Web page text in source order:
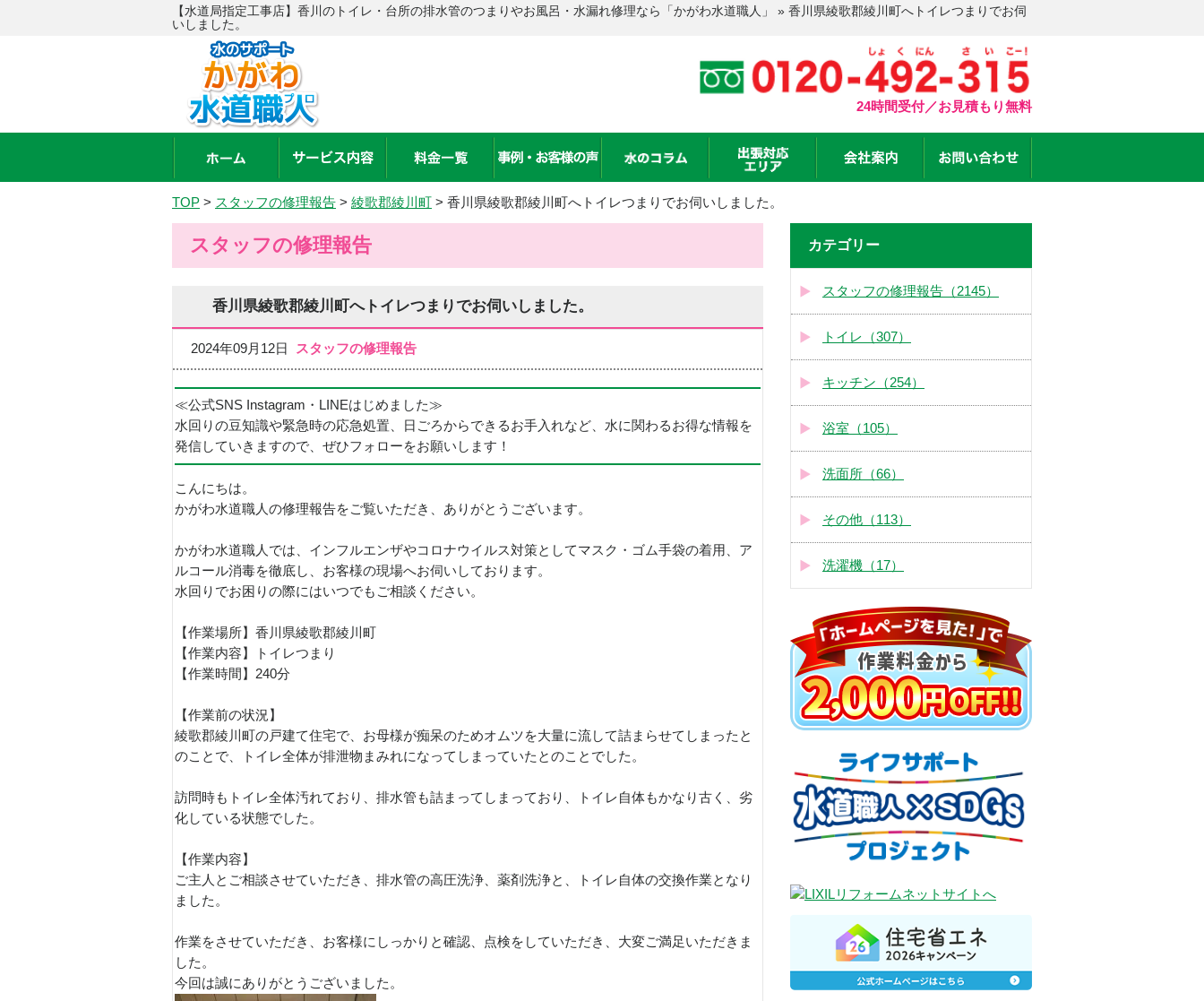
【水道局指定工事店】香川のトイレ・台所の排水管のつまりやお風呂・水漏れ修理なら「かがわ水道職人」 » 香川県綾歌郡綾川町へトイレつまりでお伺
いしました。
24時間受付／お見積もり無料
TOP > スタッフの修理報告 > 綾歌郡綾川町 > 香川県綾歌郡綾川町へトイレつまりでお伺いしました。
スタッフの修理報告
香川県綾歌郡綾川町へトイレつまりでお伺いしました。
2024年09月12日 スタッフの修理報告
≪公式SNS Instagram・LINEはじめました≫
水回りの豆知識や緊急時の応急処置、日ごろからできるお手入れなど、水に関わるお得な情報を
発信していきますので、ぜひフォローをお願いします！
こんにちは。
かがわ水道職人の修理報告をご覧いただき、ありがとうございます。
かがわ水道職人では、インフルエンザやコロナウイルス対策としてマスク・ゴム手袋の着用、ア
ルコール消毒を徹底し、お客様の現場へお伺いしております。
水回りでお困りの際にはいつでもご相談ください。
【作業場所】香川県綾歌郡綾川町
【作業内容】トイレつまり
【作業時間】240分
【作業前の状況】
綾歌郡綾川町の戸建て住宅で、お母様が痴呆のためオムツを大量に流して詰まらせてしまったと
のことで、トイレ全体が排泄物まみれになってしまっていたとのことでした。
訪問時もトイレ全体汚れており、排水管も詰まってしまっており、トイレ自体もかなり古く、劣
化している状態でした。
【作業内容】
ご主人とご相談させていただき、排水管の高圧洗浄、薬剤洗浄と、トイレ自体の交換作業となり
ました。
作業をさせていただき、お客様にしっかりと確認、点検をしていただき、大変ご満足いただきま
した。
今回は誠にありがとうございました。
カテゴリー
スタッフの修理報告（2145）
トイレ（307）
キッチン（254）
浴室（105）
洗面所（66）
その他（113）
洗濯機（17）